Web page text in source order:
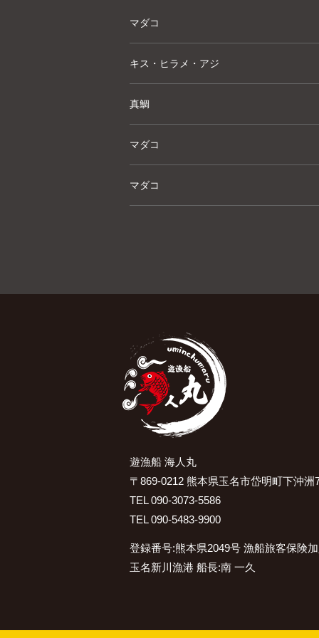
マダコ
キス・ヒラメ・アジ
真鯛
マダコ
マダコ
遊漁船 海人丸
〒869-0212 熊本県玉名市岱明町下沖洲
TEL 090-3073-5586
TEL 090-5483-9900
登録番号:熊本県2049号 漁船旅客保険
玉名新川漁港 船長:南 一久